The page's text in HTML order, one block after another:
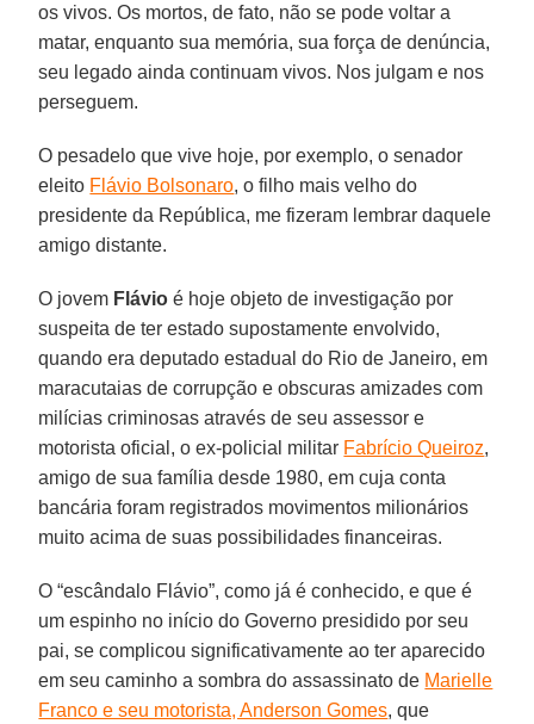
os vivos. Os mortos, de fato, não se pode voltar a
matar, enquanto sua memória, sua força de denúncia,
seu legado ainda continuam vivos. Nos julgam e nos
perseguem.
O pesadelo que vive hoje, por exemplo, o senador
eleito Flávio Bolsonaro, o filho mais velho do
presidente da República, me fizeram lembrar daquele
amigo distante.
O jovem Flávio é hoje objeto de investigação por
suspeita de ter estado supostamente envolvido,
quando era deputado estadual do Rio de Janeiro, em
maracutaias de corrupção e obscuras amizades com
milícias criminosas através de seu assessor e
motorista oficial, o ex-policial militar Fabrício Queiroz,
amigo de sua família desde 1980, em cuja conta
bancária foram registrados movimentos milionários
muito acima de suas possibilidades financeiras.
O “escândalo Flávio”, como já é conhecido, e que é
um espinho no início do Governo presidido por seu
pai, se complicou significativamente ao ter aparecido
em seu caminho a sombra do assassinato de Marielle
Franco e seu motorista, Anderson Gomes, que